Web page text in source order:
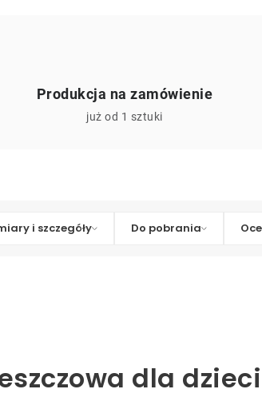
Produkcja na zamówienie
już od 1 sztuki
i szczegóły Do pobrania
dla dzieci